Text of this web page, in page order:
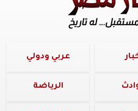
عربي ودولي
الرياضة